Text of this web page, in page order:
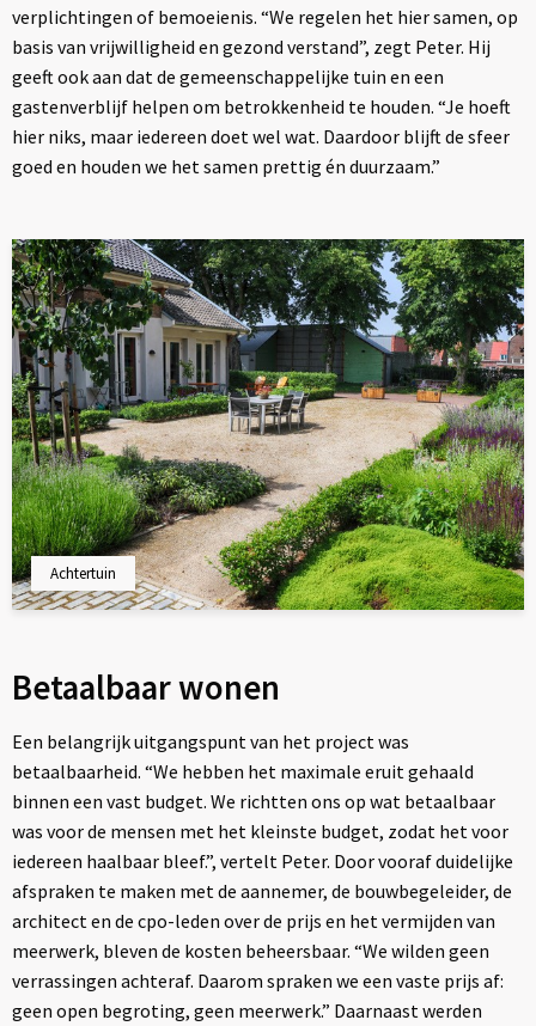
verplichtingen of bemoeienis. “We regelen het hier samen, op
basis van vrijwilligheid en gezond verstand”, zegt Peter. Hij
geeft ook aan dat de gemeenschappelijke tuin en een
gastenverblijf helpen om betrokkenheid te houden. “Je hoeft
hier niks, maar iedereen doet wel wat. Daardoor blijft de sfeer
goed en houden we het samen prettig én duurzaam.”
Achtertuin
Betaalbaar wonen
Een belangrijk uitgangspunt van het project was
betaalbaarheid. “We hebben het maximale eruit gehaald
binnen een vast budget. We richtten ons op wat betaalbaar
was voor de mensen met het kleinste budget, zodat het voor
iedereen haalbaar bleef.”, vertelt Peter. Door vooraf duidelijke
afspraken te maken met de aannemer, de bouwbegeleider, de
architect en de cpo-leden over de prijs en het vermijden van
meerwerk, bleven de kosten beheersbaar. “We wilden geen
verrassingen achteraf. Daarom spraken we een vaste prijs af:
geen open begroting, geen meerwerk.” Daarnaast werden